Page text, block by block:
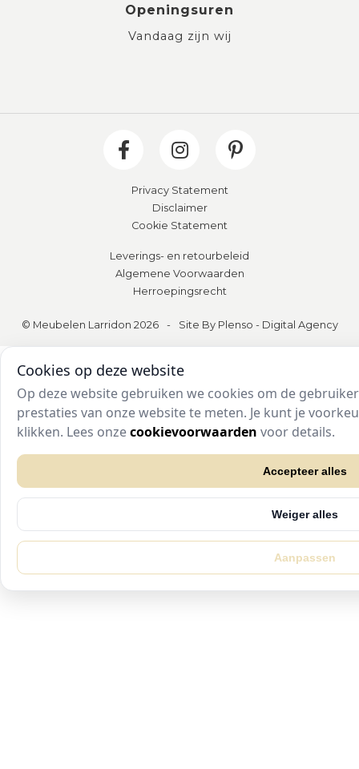
Openingsuren
Vandaag zijn wij
Privacy Statement
Disclaimer
Cookie Statement
Leverings- en retourbeleid
Algemene Voorwaarden
Herroepingsrecht
© Meubelen Larridon 2026 - Site By Plenso - Digital Agency
Cookies op deze website
Op deze website gebruiken we cookies om de
prestaties van onze website te meten. Je kunt je
klikken. Lees onzecookievoorwaarden voor details.
Accepteer alles
Weiger alles
Aanpassen